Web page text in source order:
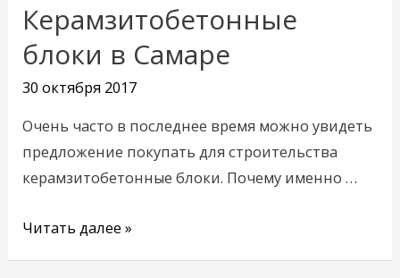
Керамзитобетонные
блоки в Самаре
30 октября 2017
Очень часто в последнее время можно увидеть
предложение покупать для строительства
керамзитобетонные блоки. Почему именно …
Керамзитобетонные
блоки
в
Самаре
Читать далее »